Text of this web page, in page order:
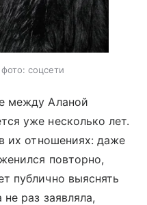
соцсети
между Аланой
уже несколько лет.
их отношениях: даже
повторно,
публично выяснять
раз заявляла,